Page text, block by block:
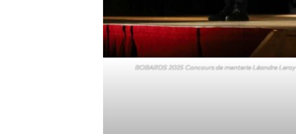
BOBARDS 2025 Concours de menterie Léandre Leroy